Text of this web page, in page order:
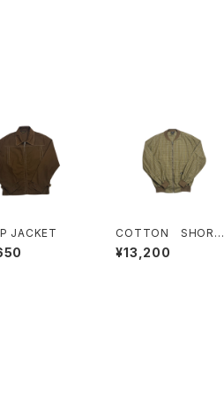
JACKET
COTTON SHORT
JACKET
¥13,200